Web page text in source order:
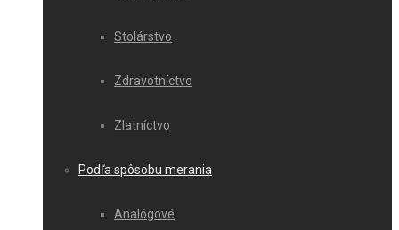
Stolárstvo
Zdravotníctvo
Zlatníctvo
Podľa spôsobu merania
Analógové